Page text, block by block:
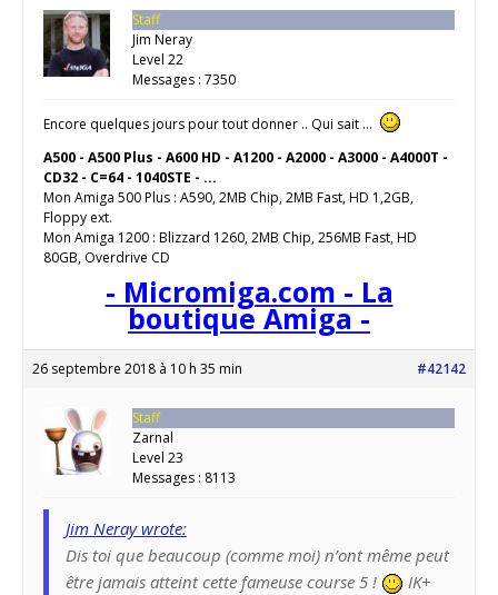
Staff
Jim Neray
Level 22
Messages : 7350
Encore quelques jours pour tout donner .. Qui sait …
A500 - A500 Plus - A600 HD - A1200 - A2000 - A3000 - A4000T -
CD32 - C=64 - 1040STE - ...
Mon Amiga 500 Plus : A590, 2MB Chip, 2MB Fast, HD 1,2GB,
Floppy ext.
Mon Amiga 1200 : Blizzard 1260, 2MB Chip, 256MB Fast, HD
80GB, Overdrive CD
- Micromiga.com - La
boutique Amiga -
26 septembre 2018 à 10 h 35 min #42142
Staff
Zarnal
Level 23
Messages : 8113
Jim Neray wrote:
Dis toi que beaucoup (comme moi) n’ont même peut
être jamais atteint cette fameuse course 5 !
IK+